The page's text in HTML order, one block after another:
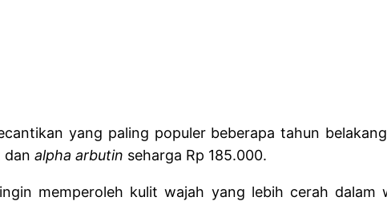
yang paling populer beberapa tahun
dan alpha arbutin seharga Rp 185.000.
memperoleh kulit wajah yang lebih cerah dalam